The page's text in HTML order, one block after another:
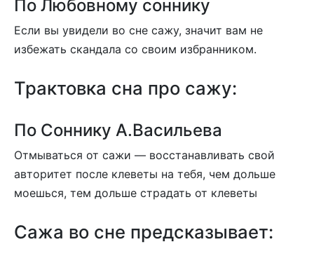
По Любовному соннику
Если вы увидели во сне сажу, значит вам не
избежать скандала со своим избранником.
Трактовка сна про сажу:
По Соннику А.Васильева
Отмываться от сажи — восстанавливать свой
авторитет после клеветы на тебя, чем дольше
моешься, тем дольше страдать от клеветы
Сажа во сне предсказывает: